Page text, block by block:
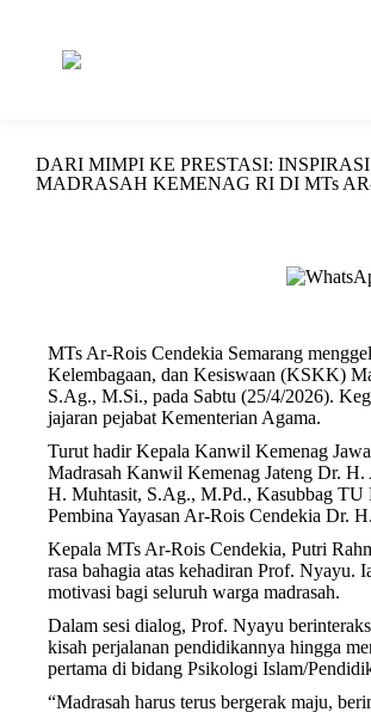
DARI MIMPI KE PRESTASI:
MADRASAH KEMENAG RI DI MTs
MTs Ar-Rois Cendekia Semarang
Kelembagaan, dan Kesiswaan (KSKK)
S.Ag., M.Si., pada Sabtu (25/4/2026).
jajaran pejabat Kementerian Agama.
Turut hadir Kepala Kanwil Kemenag
Madrasah Kanwil Kemenag Jateng Dr.
H. Muhtasit, S.Ag., M.Pd., Kasubbag TU
Pembina Yayasan Ar-Rois Cendekia Dr.
Kepala MTs Ar-Rois Cendekia, Putri
rasa bahagia atas kehadiran Prof. Nyayu.
motivasi bagi seluruh warga madrasah.
Dalam sesi dialog, Prof. Nyayu
kisah perjalanan pendidikannya hingga
pertama di bidang Psikologi Islam/
“Madrasah harus terus bergerak maju,